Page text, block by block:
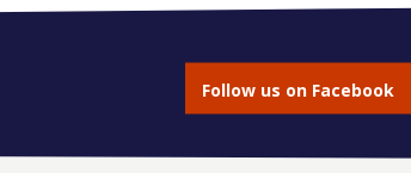
Follow us on Facebook